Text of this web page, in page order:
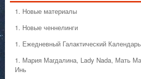
1. Hовые материалы
1. Hовые ченнелинги
1. Ежедневный Галактический Календарь
1. Мария Магдалина, Lady Nada, Мать
Инь